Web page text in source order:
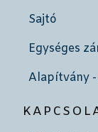
Sajtó
Egységes
Alapítvány